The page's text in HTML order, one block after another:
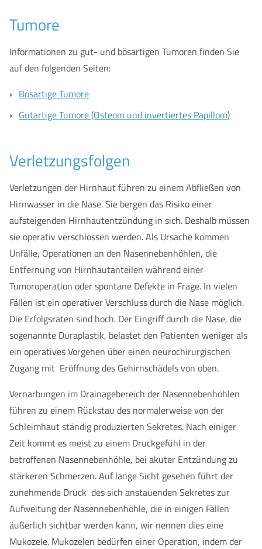
Tumore
Informationen zu gut- und bösartigen Tumoren finden Sie
auf den folgenden Seiten:
Bösartige Tumore
Gutartige Tumore (Osteom und invertiertes Papillom)
Verletzungsfolgen
Verletzungen der Hirnhaut führen zu einem Abfließen von
Hirnwasser in die Nase. Sie bergen das Risiko einer
aufsteigenden Hirnhautentzündung in sich. Deshalb müssen
sie operativ verschlossen werden. Als Ursache kommen
Unfälle, Operationen an den Nasennebenhöhlen, die
Entfernung von Hirnhautanteilen während einer
Tumoroperation oder spontane Defekte in Frage. In vielen
Fällen ist ein operativer Verschluss durch die Nase möglich.
Die Erfolgsraten sind hoch. Der Eingriff durch die Nase, die
sogenannte Duraplastik, belastet den Patienten weniger als
ein operatives Vorgehen über einen neurochirurgischen
Zugang mit Eröffnung des Gehirnschädels von oben.
Vernarbungen im Drainagebereich der Nasennebenhöhlen
führen zu einem Rückstau des normalerweise von der
Schleimhaut ständig produzierten Sekretes. Nach einiger
Zeit kommt es meist zu einem Druckgefühl in der
betroffenen Nasennebenhöhle, bei akuter Entzündung zu
stärkeren Schmerzen. Auf lange Sicht gesehen führt der
zunehmende Druck des sich anstauenden Sekretes zur
Aufweitung der Nasennebenhöhle, die in einigen Fällen
äußerlich sichtbar werden kann, wir nennen dies eine
Mukozele. Mukozelen bedürfen einer Operation, indem der